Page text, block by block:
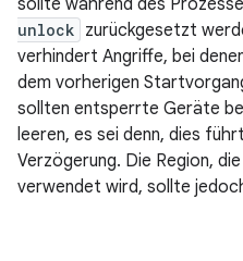
sollte während des
unlock zurückgesetzt
verhindert Angriffe, bei
dem vorherigen
sollten entsperrte Geräte
leeren, es sei denn, dies
Verzögerung. Die Region,
verwendet wird, sollte